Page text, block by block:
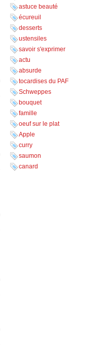
astuce beauté
écureuil
desserts
ustensiles
savoir s'exprimer
actu
absurde
tocardises du PAF
Schweppes
bouquet
famille
oeuf sur le plat
Apple
curry
saumon
canard